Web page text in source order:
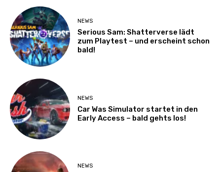
NEWS
Serious Sam: Shatterverse lädt
zum Playtest – und erscheint schon
bald!
NEWS
Car Was Simulator startet in den
Early Access – bald gehts los!
NEWS